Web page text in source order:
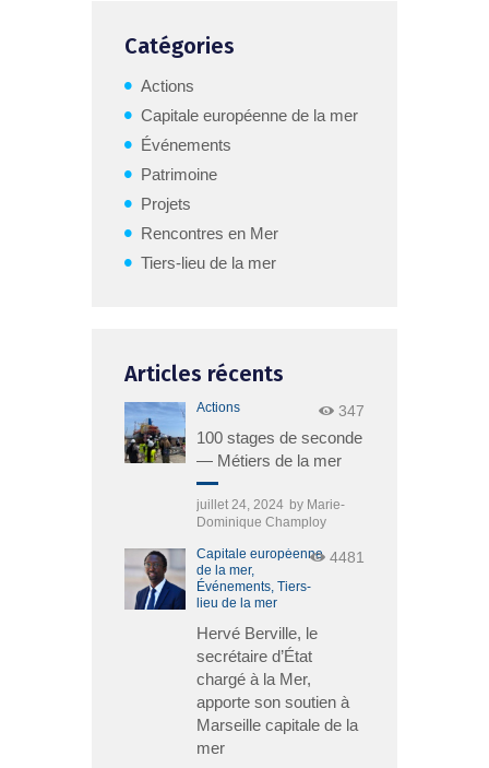
Catégories
Actions
Capitale européenne de la mer
Événements
Patrimoine
Projets
Rencontres en Mer
Tiers-lieu de la mer
Articles récents
Actions 347
100 stages de seconde
— Métiers de la mer
juillet 24, 2024 by Marie-
Dominique Champloy
Capitale européenne
de la mer,
Événements, Tiers-
lieu de la mer
4481
Hervé Berville, le
secrétaire d’État
chargé à la Mer,
apporte son soutien à
Marseille capitale de la
mer